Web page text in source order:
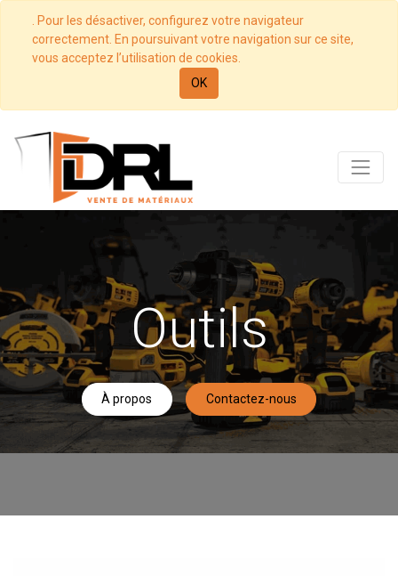
. Pour les désactiver, configurez votre navigateur
correctement. En poursuivant votre navigation sur ce site,
vous acceptez l’utilisation de cookies.
OK
Outils
À propos Contactez-nous